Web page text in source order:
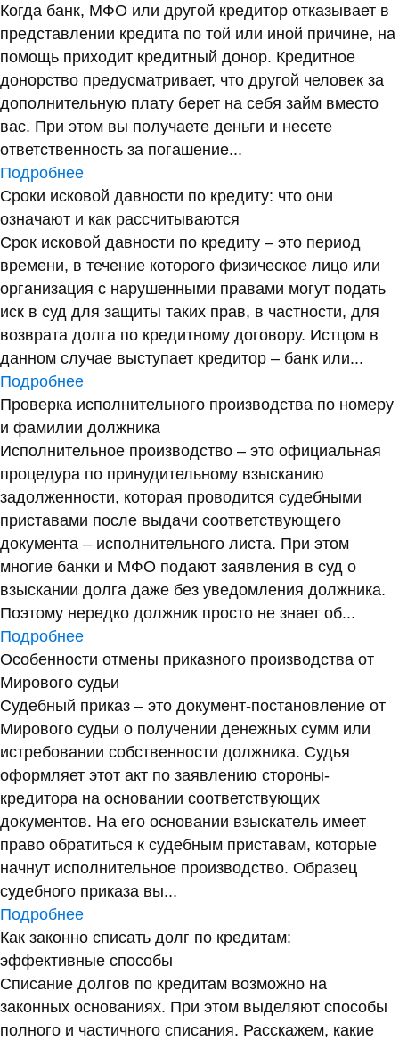
Когда банк, МФО или другой кредитор отказывает в
представлении кредита по той или иной причине, на
помощь приходит кредитный донор. Кредитное
донорство предусматривает, что другой человек за
дополнительную плату берет на себя займ вместо
вас. При этом вы получаете деньги и несете
ответственность за погашение...
Подробнее
Сроки исковой давности по кредиту: что они
означают и как рассчитываются
Срок исковой давности по кредиту – это период
времени, в течение которого физическое лицо или
организация с нарушенными правами могут подать
иск в суд для защиты таких прав, в частности, для
возврата долга по кредитному договору. Истцом в
данном случае выступает кредитор – банк или...
Подробнее
Проверка исполнительного производства по номеру
и фамилии должника
Исполнительное производство – это официальная
процедура по принудительному взысканию
задолженности, которая проводится судебными
приставами после выдачи соответствующего
документа – исполнительного листа. При этом
многие банки и МФО подают заявления в суд о
взыскании долга даже без уведомления должника.
Поэтому нередко должник просто не знает об...
Подробнее
Особенности отмены приказного производства от
Мирового судьи
Судебный приказ – это документ-постановление от
Мирового судьи о получении денежных сумм или
истребовании собственности должника. Судья
оформляет этот акт по заявлению стороны-
кредитора на основании соответствующих
документов. На его основании взыскатель имеет
право обратиться к судебным приставам, которые
начнут исполнительное производство. Образец
судебного приказа вы...
Подробнее
Как законно списать долг по кредитам:
эффективные способы
Списание долгов по кредитам возможно на
законных основаниях. При этом выделяют способы
полного и частичного списания. Расскажем, какие